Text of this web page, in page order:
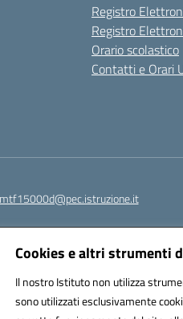
Cookies e altri strumenti
Il nostro Istituto non utilizza
sono utilizzati esclusivamente
Registro
Registro
Orario scolastico
Contatti e Orari